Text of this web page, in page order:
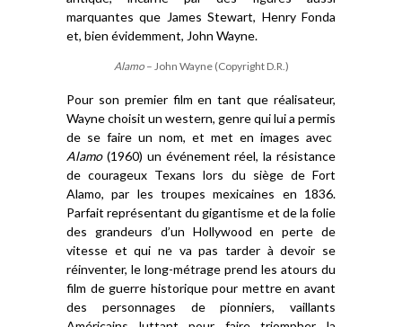
marquantes que James Stewart, Henry Fonda
et, bien évidemment, John Wayne.
Alamo– John Wayne (Copyright D.R.)
Pour son premier film en tant queréalisateur,
Waynechoisit un western, genre qui lui a permis
de se faire un nom, et met en images avec
Alamo(1960) un événementréel,la résistance
decourageux Texans lors du siège de Fort
Alamo, par les troupes mexicaines en 1836.
Parfait représentant du gigantisme et de la folie
des grandeurs d’un Hollywooden perte de
vitesse etqui ne va pas tarder à devoir se
réinventer, le long-métrage prend les atours du
film de guerre historiquepour mettre en avant
des personnages de pionniers, vaillants